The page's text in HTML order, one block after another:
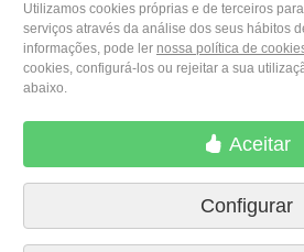
E08021 Barcelona
Utilizamos cookies próprias e de terceiros
serviços através da análise dos seus hábitos
informações, pode ler nossa política de
cookies, configurá-los ou rejeitar a sua
abaixo.
Aceitar
Configurar